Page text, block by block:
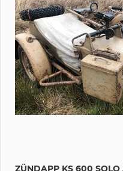
ZÜNDAPP KS 600 SOLO